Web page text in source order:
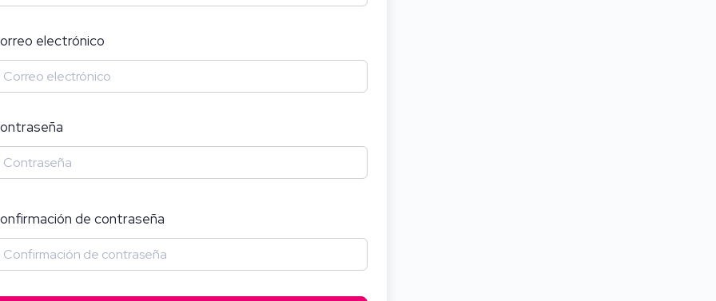
electrónico
de contraseña